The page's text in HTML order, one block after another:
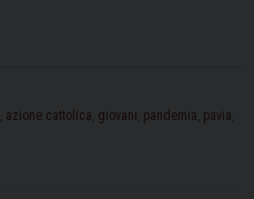
azione cattolica giovani pandemia pavia